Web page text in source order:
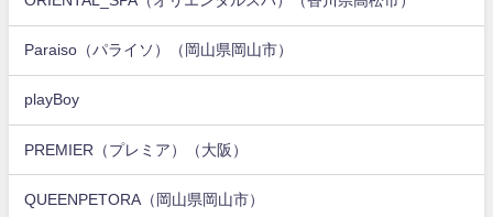
Paraiso（パライソ）（岡山県岡山市）
playBoy
PREMIER（プレミア）（大阪）
QUEENPETORA（岡山県岡山市）